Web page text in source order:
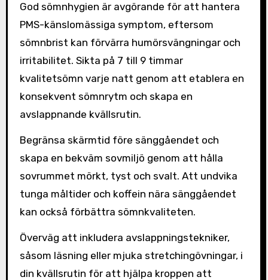
God sömnhygien är avgörande för att hantera
PMS-känslomässiga symptom, eftersom
sömnbrist kan förvärra humörsvängningar och
irritabilitet. Sikta på 7 till 9 timmar
kvalitetsömn varje natt genom att etablera en
konsekvent sömnrytm och skapa en
avslappnande kvällsrutin.
Begränsa skärmtid före sänggåendet och
skapa en bekväm sovmiljö genom att hålla
sovrummet mörkt, tyst och svalt. Att undvika
tunga måltider och koffein nära sänggåendet
kan också förbättra sömnkvaliteten.
Överväg att inkludera avslappningstekniker,
såsom läsning eller mjuka stretchingövningar, i
din kvällsrutin för att hjälpa kroppen att